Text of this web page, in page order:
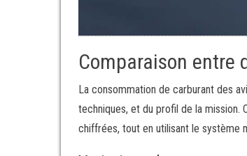
Comparaison entre
La consommation de carburant des
techniques, et du profil de la
chiffrées, tout en utilisant le système